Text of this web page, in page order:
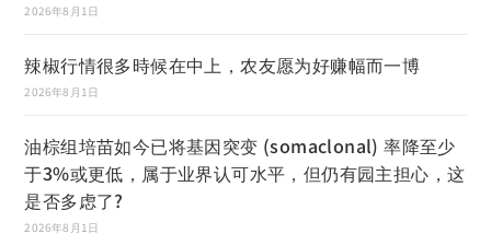
2026年8月1日
辣椒行情很多時候在中上，农友愿为好赚幅而一博
2026年8月1日
油棕组培苗如今已将基因突变 (somaclonal) 率降至少
于3%或更低，属于业界认可水平，但仍有园主担心，这
是否多虑了?
2026年8月1日